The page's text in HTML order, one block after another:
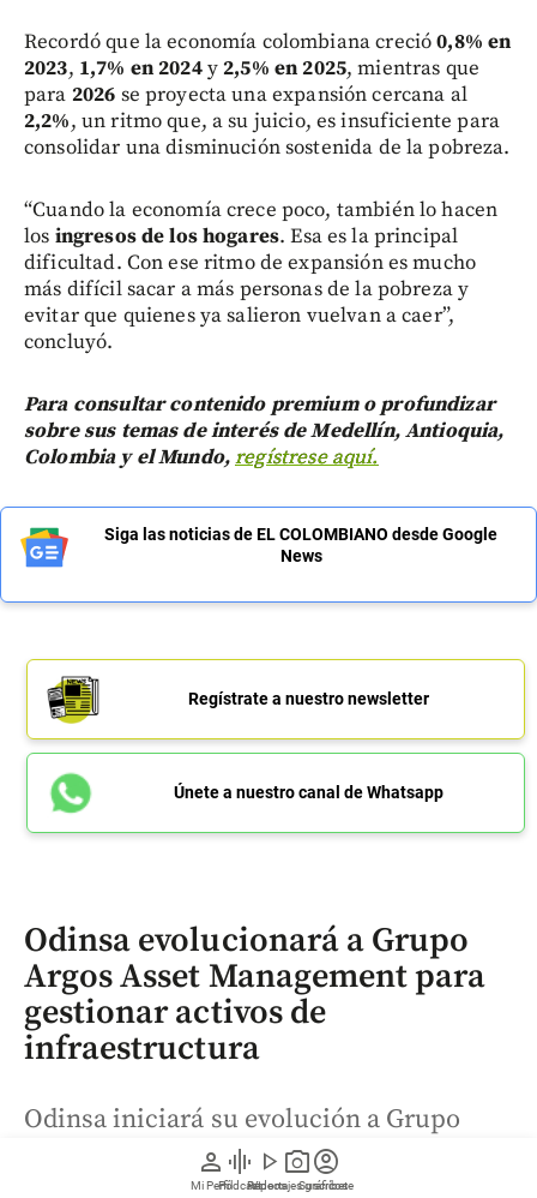
person
Mi Perfil
graphic_eq
Pódcast
play_arrow
Videos
photo_camera
Reportajes gráficos
account_circle
Suscríbete
Recordó que la economía colombiana creció0,8% en
2023, 1,7% en 2024y2,5% en 2025, mientras que
para 2026 se proyecta una expansión cercana al
2,2%, un ritmo que, a su juicio, es insuficiente para
consolidar una disminución sostenida de la pobreza.
“Cuando la economía crece poco, también lo hacen
los ingresos de los hogares. Esa es la principal
dificultad. Con ese ritmo de expansión es mucho
más difícil sacar a más personas de la pobreza y
evitar que quienes ya salieron vuelvan a caer”,
concluyó.
Para consultar contenido premium o profundizar
sobre sus temas de interés de Medellín, Antioquia,
Colombia y el Mundo,regístrese aquí.
Siga las noticias de EL COLOMBIANO desde Google
News
Regístrate a nuestro newsletter
Únete a nuestro canal de Whatsapp
Odinsa evolucionará a Grupo
Argos Asset Management para
gestionar activos de
infraestructura
Odinsa iniciará su evolución a Grupo
Argos Asset Management como parte del
programa ACE 1.0 para atraer capital y